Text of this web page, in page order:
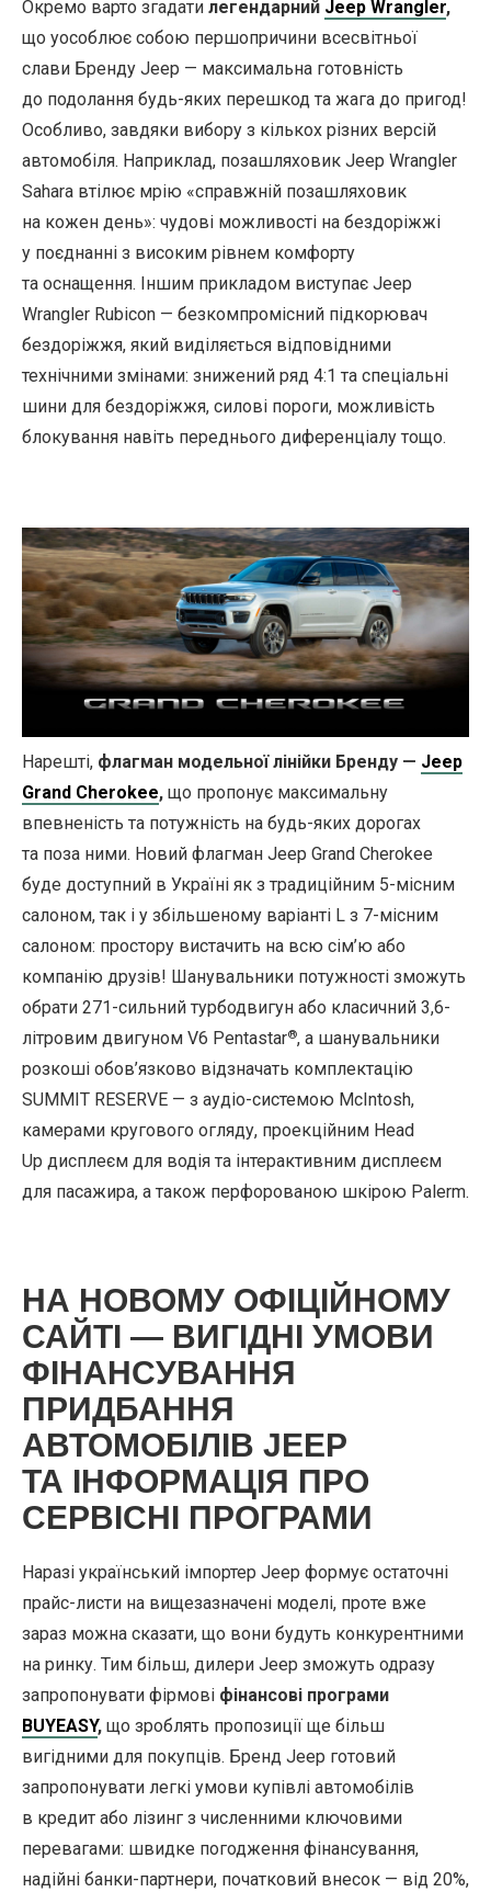
Окремо варто згадати легендарний Jeep Wrangler,
що уособлює собою першопричини всесвітньої
слави Бренду Jeep — максимальна готовність
до подолання будь-яких перешкод та жага до пригод!
Особливо, завдяки вибору з кількох різних версій
автомобіля. Наприклад, позашляховик Jeep Wrangler
Sahara втілює мрію «справжній позашляховик
на кожен день»: чудові можливості на бездоріжжі
у поєднанні з високим рівнем комфорту
та оснащення. Іншим прикладом виступає Jeep
Wrangler Rubicon — безкомпромісний підкорювач
бездоріжжя, який виділяється відповідними
технічними змінами: знижений ряд 4:1 та спеціальні
шини для бездоріжжя, силові пороги, можливість
блокування навіть переднього диференціалу тощо.
Нарешті, флагман модельної лінійки Бренду — Jeep
Grand Cherokee, що пропонує максимальну
впевненість та потужність на будь-яких дорогах
та поза ними. Новий флагман Jeep Grand Cherokee
буде доступний в Україні як з традиційним 5-місним
салоном, так і у збільшеному варіанті L з 7-місним
салоном: простору вистачить на всю сім’ю або
компанію друзів! Шанувальники потужності зможуть
обрати 271-сильний турбодвигун або класичний 3,6-
літровим двигуном V6 Pentastar®, а шанувальники
розкоші обов’язково відзначать комплектацію
SUMMIT RESERVE — з аудіо-системою McIntosh,
камерами кругового огляду, проекційним Head
Up дисплеєм для водія та інтерактивним дисплеєм
для пасажира, а також перфорованою шкірою Palerm.
НА НОВОМУ ОФІЦІЙНОМУ
САЙТІ — ВИГІДНІ УМОВИ
ФІНАНСУВАННЯ
ПРИДБАННЯ
АВТОМОБІЛІВ JEEP
ТА ІНФОРМАЦІЯ ПРО
СЕРВІСНІ ПРОГРАМИ
Наразі український імпортер Jeep формує остаточні
прайс-листи на вищезазначені моделі, проте вже
зараз можна сказати, що вони будуть конкурентними
на ринку. Тим більш, дилери Jeep зможуть одразу
запропонувати фірмові фінансові програми
BUYEASY, що зроблять пропозиції ще більш
вигідними для покупців. Бренд Jeep готовий
запропонувати легкі умови купівлі автомобілів
в кредит або лізинг з численними ключовими
перевагами: швидке погодження фінансування,
надійні банки-партнери, початковий внесок — від 20%,